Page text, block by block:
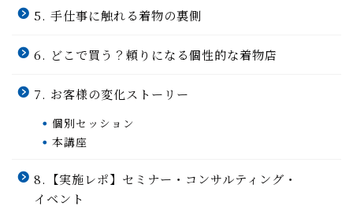
5. 手仕事に触れる着物の裏側
6. どこで買う？頼りになる個性的な着物店
7. お客様の変化ストーリー
個別セッション
本講座
8.【実施レポ】セミナー・コンサルティング・
イベント